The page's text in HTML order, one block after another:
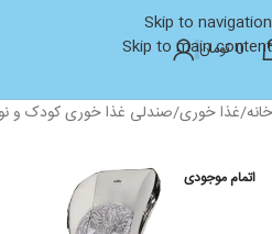
Skip to navigation
Skip to main content
0تومان
خانه/غذا خوری/صندلی غذا خوری کودک و
اتمام موجودی